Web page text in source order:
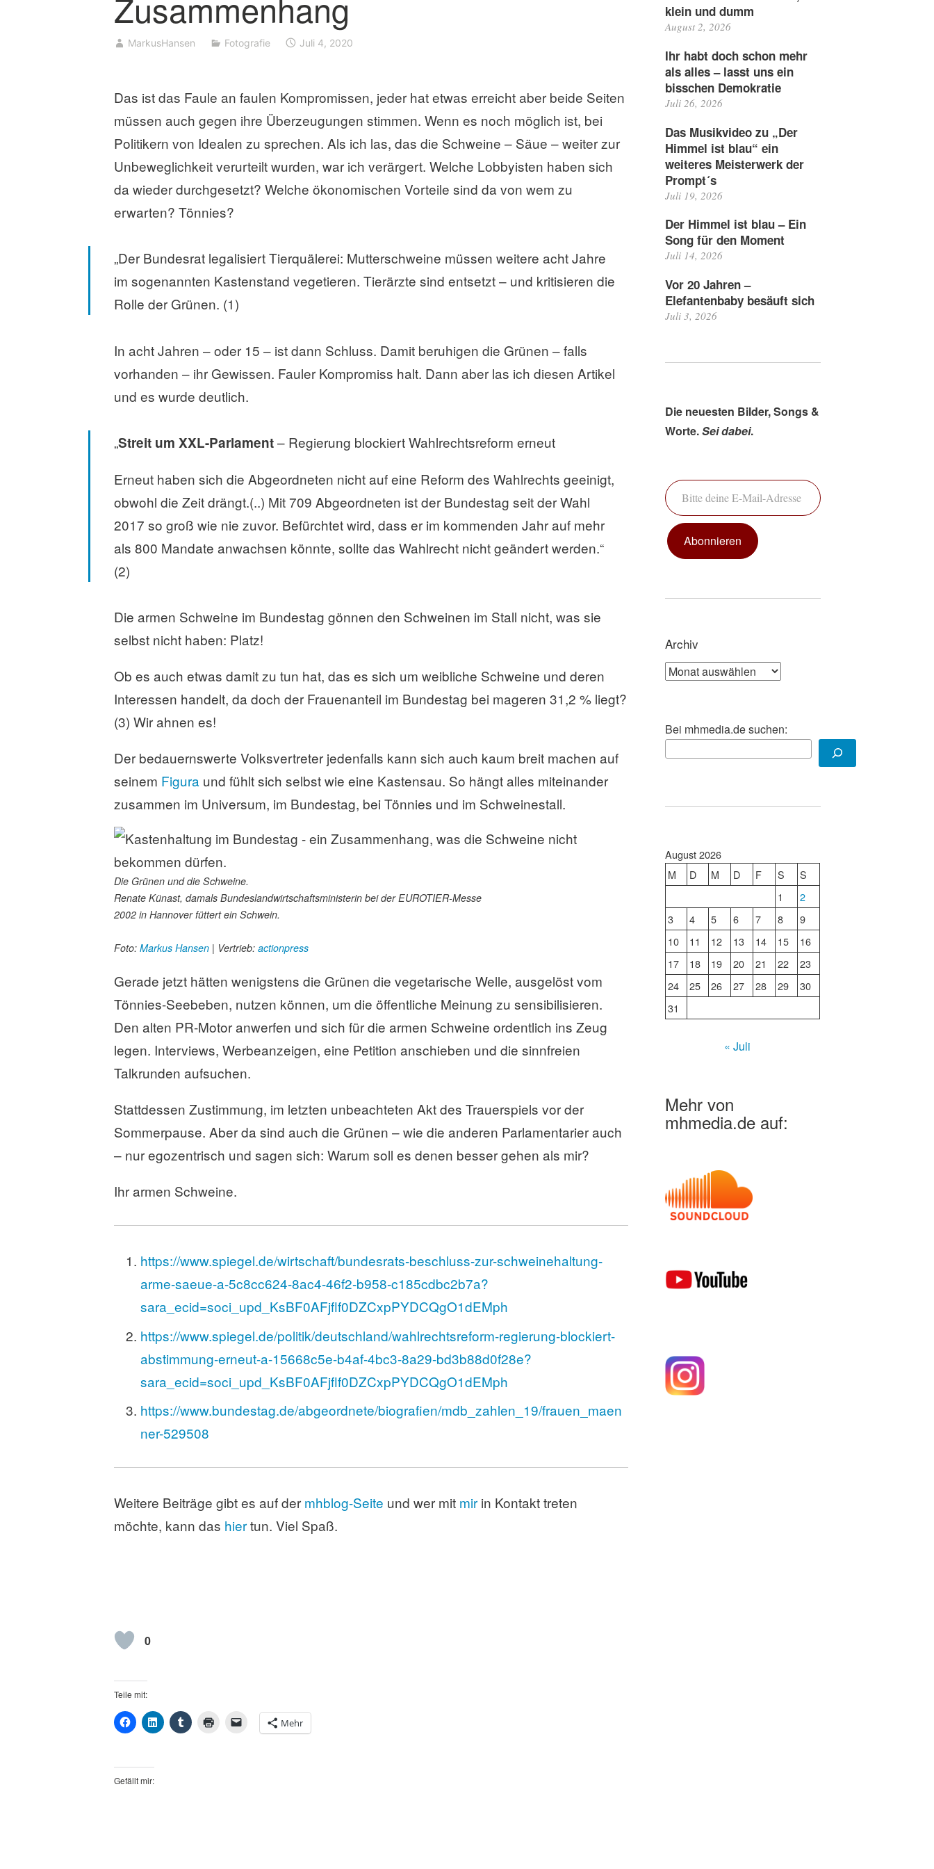
MarkusHansen Fotografie Juli 4, 2020
Das ist das Faule an faulen Kompromissen, jeder hat etwas erreicht aber beide Seiten
müssen auch gegen ihre Überzeugungen stimmen. Wenn es noch möglich ist, bei
Politikern von Idealen zu sprechen. Als ich las, das die Schweine – Säue – weiter zur
Unbeweglichkeit verurteilt wurden, war ich verärgert. Welche Lobbyisten haben sich
da wieder durchgesetzt? Welche ökonomischen Vorteile sind da von wem zu
erwarten? Tönnies?
„Der Bundesrat legalisiert Tierquälerei: Mutterschweine müssen weitere acht Jahre
im sogenannten Kastenstand vegetieren. Tierärzte sind entsetzt – und kritisieren die
Rolle der Grünen. (1)
In acht Jahren – oder 15 – ist dann Schluss. Damit beruhigen die Grünen – falls
vorhanden – ihr Gewissen. Fauler Kompromiss halt. Dann aber las ich diesen Artikel
und es wurde deutlich.
„Streit um XXL-Parlament– Regierung blockiert Wahlrechtsreform erneut
Erneut haben sich die Abgeordneten nicht auf eine Reform des Wahlrechts geeinigt,
obwohl die Zeit drängt.(..) Mit 709 Abgeordneten ist der Bundestag seit der Wahl
2017 so groß wie nie zuvor. Befürchtet wird, dass er im kommenden Jahr auf mehr
als 800 Mandate anwachsen könnte, sollte das Wahlrecht nicht geändert werden.“
(2)
Die armen Schweine im Bundestag gönnen den Schweinen im Stall nicht, was sie
selbst nicht haben: Platz!
Ob es auch etwas damit zu tun hat, das es sich um weibliche Schweine und deren
Interessen handelt, da doch der Frauenanteil im Bundestag bei mageren 31,2 % liegt?
(3) Wir ahnen es!
Der bedauernswerte Volksvertreter jedenfalls kann sich auch kaum breit machen auf
seinem Figura und fühlt sich selbst wie eine Kastensau. So hängt alles miteinander
zusammen im Universum, im Bundestag, bei Tönnies und im Schweinestall.
Die Grünen und die Schweine.
Renate Künast, damals Bundeslandwirtschaftsministerin bei der EUROTIER-Messe
2002 in Hannover füttert ein Schwein.
Foto: Markus Hansen| Vertrieb: actionpress
Gerade jetzt hätten wenigstens die Grünen die vegetarische Welle, ausgelöst vom
Tönnies-Seebeben, nutzen können, um die öffentliche Meinung zu sensibilisieren.
Den alten PR-Motor anwerfen und sich für die armen Schweine ordentlich ins Zeug
legen. Interviews, Werbeanzeigen, eine Petition anschieben und die sinnfreien
Talkrunden aufsuchen.
Stattdessen Zustimmung, im letzten unbeachteten Akt des Trauerspiels vor der
Sommerpause. Aber da sind auch die Grünen – wie die anderen Parlamentarier auch
– nur egozentrisch und sagen sich: Warum soll es denen besser gehen als mir?
Ihr armen Schweine.
https://www.spiegel.de/wirtschaft/bundesrats-beschluss-zur-schweinehaltung-
arme-saeue-a-5c8cc624-8ac4-46f2-b958-c185cdbc2b7a?
sara_ecid=soci_upd_KsBF0AFjflf0DZCxpPYDCQgO1dEMph
https://www.spiegel.de/politik/deutschland/wahlrechtsreform-regierung-blockiert-
abstimmung-erneut-a-15668c5e-b4af-4bc3-8a29-bd3b88d0f28e?
sara_ecid=soci_upd_KsBF0AFjflf0DZCxpPYDCQgO1dEMph
https://www.bundestag.de/abgeordnete/biografien/mdb_zahlen_19/frauen_maen
ner-529508
Weitere Beiträge gibt es auf der mhblog-Seite und wer mit mirin Kontakt treten
möchte, kann das hiertun. Viel Spaß.
0
Teile mit:
Mehr
Gefällt mir:
klein und dumm
August 2, 2026
Ihr habt doch schon mehr
als alles – lasst uns ein
bisschen Demokratie
Juli 26, 2026
Das Musikvideo zu „Der
Himmel ist blau“ ein
weiteres Meisterwerk der
Prompt´s
Juli 19, 2026
Der Himmel ist blau – Ein
Song für den Moment
Juli 14, 2026
Vor 20 Jahren –
Elefantenbaby besäuft sich
Juli 3, 2026
Die neuesten Bilder, Songs &
Worte.Sei dabei.
Bitte deine E-Mail-Adresse ein ...
Abonnieren
Archiv
Archiv
Bei mhmedia.de suchen:
August 2026
M
D M D F S
S
1
2
3
4 5 6 7 8
9
10
11 12 13 14 15
16
17
18 19 20 21 22
23
24
25 26 27 28 29
30
31
« Juli
Mehr von
mhmedia.de auf: